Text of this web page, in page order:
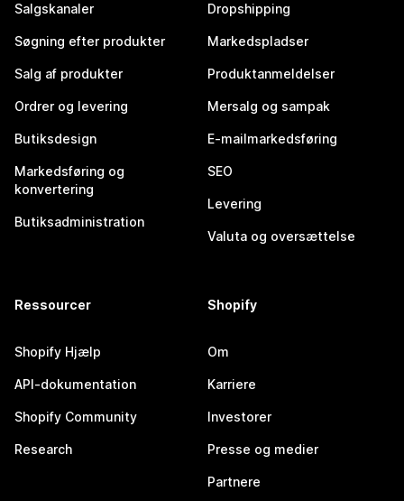
Salgskanaler
Søgning efter produkter
Salg af produkter
Ordrer og levering
Butiksdesign
Markedsføring og
konvertering
Butiksadministration
Dropshipping
Markedspladser
Produktanmeldelser
Mersalg og sampak
E-mailmarkedsføring
SEO
Levering
Valuta og oversættelse
Ressourcer
Shopify Hjælp
API-dokumentation
Shopify Community
Research
Shopify
Om
Karriere
Investorer
Presse og medier
Partnere